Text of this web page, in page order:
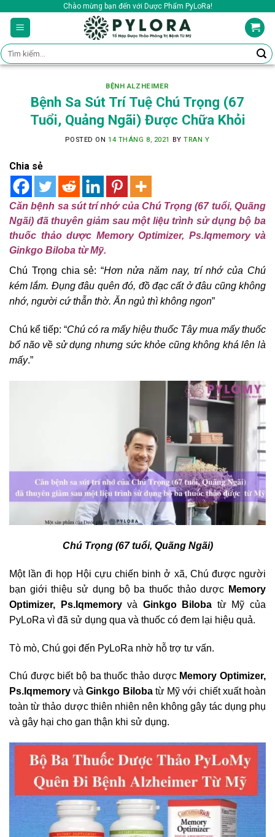
content
Chào mừng bạn đến với Dược Phẩm PyLoRa!
Tìm
kiếm:
BỆNH ALZHEIMER
Bệnh Sa Sút Trí Tuệ Chú Trọng (67
Tuổi, Quảng Ngãi) Được Chữa Khỏi
POSTED ON 14 THÁNG 8, 2021 BYTRAN Y
Chia sẻ
Căn bệnh sa sút trí nhớ của Chú Trọng (67 tuổi, Quãng
Ngãi) đã thuyên giảm sau một liệu trình sử dụng bộ ba
thuốc thảo dược Memory Optimizer, Ps.Iqmemory và
Ginkgo Biloba từ Mỹ.
Chú Trọng chia sẻ: “Hơn nửa năm nay, trí nhớ của Chú
kém lắm. Đụng đâu quên đó, đồ đạc cất ở đâu cũng không
nhớ, người cứ thẫn thờ. Ăn ngủ thì không ngon”
Chú kể tiếp: “Chú có ra mấy hiệu thuốc Tây mua mấy thuốc
bổ não về sử dụng nhưng sức khỏe cũng không khá lên là
mấy.”
Chú Trọng (67 tuổi, Quãng Ngãi)
Một lần đi họp Hội cựu chiến binh ở xã, Chú được người
bạn giới thiệu sử dụng bộ ba thuốc thảo dược Memory
Optimizer, Ps.Iqmemoryvà Ginkgo Biloba từ Mỹ của
PyLoRa vì đã sử dụng qua và thuốc có đem lại hiệu quả.
Tò mò, Chú gọi đến PyLoRa nhờ hỗ trợ tư vấn.
Chú được biết bộ ba thuốc thảo dược Memory Optimizer,
Ps.Iqmemory vàGinkgo Bilobatừ Mỹ với chiết xuất hoàn
toàn từ thảo dược thiên nhiên nên không gây tác dụng phụ
và gây hại cho gan thận khi sử dụng.